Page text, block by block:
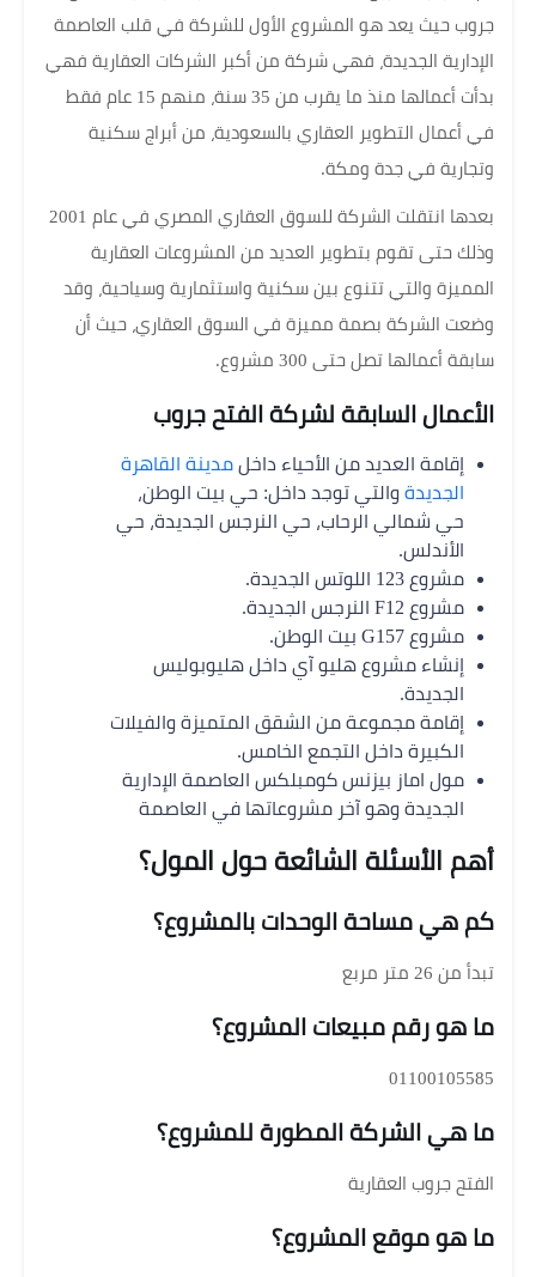
جروب حيث يعد هو المشروع الأول للشركة في قلب العاصمة
الإدارية الجديدة، فهي شركة من أكبر الشركات العقارية فهي
بدأت أعمالها منذ ما يقرب من 35 سنة، منهم 15 عام فقط
في أعمال التطوير العقاري بالسعودية، من أبراج سكنية
وتجارية في جدة ومكة.
بعدها انتقلت الشركة للسوق العقاري المصري في عام 2001
وذلك حتى تقوم بتطوير العديد من المشروعات العقارية
المميزة والتي تتنوع بين سكنية واستثمارية وسياحية، وقد
وضعت الشركة بصمة مميزة في السوق العقاري، حيث أن
سابقة أعمالها تصل حتى 300 مشروع.
الأعمال السابقة لشركة الفتح جروب
إقامة العديد من الأحياء داخل مدينة القاهرة
الجديدة والتي توجد داخل: حي بيت الوطن،
حي شمالي الرحاب، حي النرجس الجديدة، حي
الأندلس.
مشروع 123 اللوتس الجديدة.
مشروع F12 النرجس الجديدة.
مشروع G157 بيت الوطن.
إنشاء مشروع هليو آي داخل هليوبوليس
الجديدة.
إقامة مجموعة من الشقق المتميزة والفيلات
الكبيرة داخل التجمع الخامس.
مول اماز بيزنس كومبلكس العاصمة الإدارية
الجديدة وهو آخر مشروعاتها في العاصمة
أهم الأسئلة الشائعة حول المول؟
كم هي مساحة الوحدات بالمشروع؟
تبدأ من 26 متر مربع
ما هو رقم مبيعات المشروع؟
01100105585
ما هي الشركة المطورة للمشروع؟
الفتح جروب العقارية
ما هو موقع المشروع؟